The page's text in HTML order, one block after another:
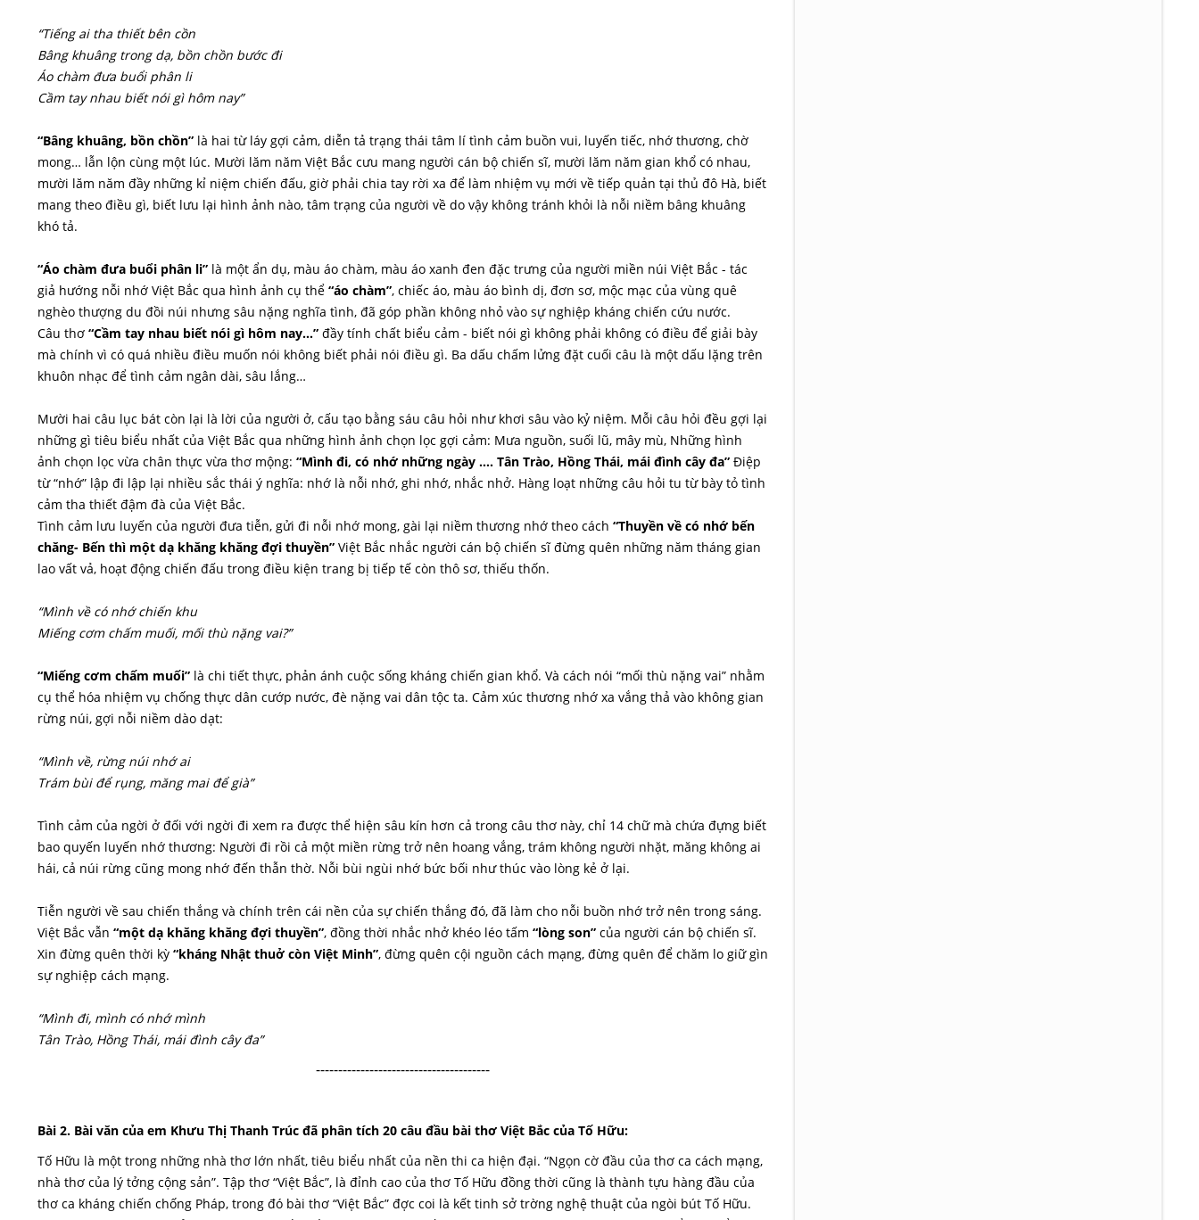
“Tiếng ai tha thiết bên cồn
Bâng khuâng trong dạ, bồn chồn bước đi
Áo chàm đưa buổi phân li
Cầm tay nhau biết nói gì hôm nay”
“Bâng khuâng, bồn chồn” là hai từ láy gợi cảm, diễn tả trạng thái tâm lí tình cảm buồn vui, luyến tiếc, nhớ thương, chờ
mong… lẫn lộn cùng một lúc. Mười lăm năm Việt Bắc cưu mang người cán bộ chiến sĩ, mười lăm năm gian khổ có nhau,
mười lăm năm đầy những kỉ niệm chiến đấu, giờ phải chia tay rời xa để làm nhiệm vụ mới về tiếp quản tại thủ đô Hà, biết
mang theo điều gì, biết lưu lại hình ảnh nào, tâm trạng của người về do vậy không tránh khỏi là nỗi niềm bâng khuâng
khó tả.
“Áo chàm đưa buổi phân li” là một ẩn dụ, màu áo chàm, màu áo xanh đen đặc trưng của người miền núi Việt Bắc - tác
giả hướng nỗi nhớ Việt Bắc qua hình ảnh cụ thể “áo chàm”, chiếc áo, màu áo bình dị, đơn sơ, mộc mạc của vùng quê
nghèo thượng du đồi núi nhưng sâu nặng nghĩa tình, đã góp phần không nhỏ vào sự nghiệp kháng chiến cứu nước.
Câu thơ “Cầm tay nhau biết nói gì hôm nay…” đầy tính chất biểu cảm - biết nói gì không phải không có điều để giải bày
mà chính vì có quá nhiều điều muốn nói không biết phải nói điều gì. Ba dấu chấm lửng đặt cuối câu là một dấu lặng trên
khuôn nhạc để tình cảm ngân dài, sâu lắng…
Mười hai câu lục bát còn lại là lời của người ở, cấu tạo bằng sáu câu hỏi như khơi sâu vào kỷ niệm. Mỗi câu hỏi đều gợi lại
những gì tiêu biểu nhất của Việt Bắc qua những hình ảnh chọn lọc gợi cảm: Mưa nguồn, suối lũ, mây mù, Những hình
ảnh chọn lọc vừa chân thực vừa thơ mộng: “Mình đi, có nhớ những ngày …. Tân Trào, Hồng Thái, mái đình cây đa” Điệp
từ “nhớ” lập đi lập lại nhiều sắc thái ý nghĩa: nhớ là nỗi nhớ, ghi nhớ, nhắc nhở. Hàng loạt những câu hỏi tu từ bày tỏ tình
cảm tha thiết đậm đà của Việt Bắc.
Tình cảm lưu luyến của người đưa tiễn, gửi đi nỗi nhớ mong, gài lại niềm thương nhớ theo cách “Thuyền về có nhớ bến
chăng- Bến thì một dạ khăng khăng đợi thuyền” Việt Bắc nhắc người cán bộ chiến sĩ đừng quên những năm tháng gian
lao vất vả, hoạt động chiến đấu trong điều kiện trang bị tiếp tế còn thô sơ, thiếu thốn.
“Mình về có nhớ chiến khu
Miếng cơm chấm muối, mối thù nặng vai?”
“Miếng cơm chấm muối” là chi tiết thực, phản ánh cuộc sống kháng chiến gian khổ. Và cách nói “mối thù nặng vai” nhằm
cụ thể hóa nhiệm vụ chống thực dân cướp nước, đè nặng vai dân tộc ta. Cảm xúc thương nhớ xa vắng thả vào không gian
rừng núi, gợi nỗi niềm dào dạt:
“Mình về, rừng núi nhớ ai
Trám bùi để rụng, măng mai để già”
Tình cảm của ngời ở đối với ngời đi xem ra được thể hiện sâu kín hơn cả trong câu thơ này, chỉ 14 chữ mà chứa đựng biết
bao quyến luyến nhớ thương: Người đi rồi cả một miền rừng trở nên hoang vắng, trám không người nhặt, măng không ai
hái, cả núi rừng cũng mong nhớ đến thẫn thờ. Nỗi bùi ngùi nhớ bức bối như thúc vào lòng kẻ ở lại.
Tiễn người về sau chiến thắng và chính trên cái nền của sự chiến thắng đó, đã làm cho nỗi buồn nhớ trở nên trong sáng.
Việt Bắc vẫn “một dạ khăng khăng đợi thuyền”, đồng thời nhắc nhở khéo léo tấm “lòng son” của người cán bộ chiến sĩ.
Xin đừng quên thời kỳ “kháng Nhật thuở còn Việt Minh”, đừng quên cội nguồn cách mạng, đừng quên để chăm lo giữ gìn
sự nghiệp cách mạng.
“Mình đi, mình có nhớ mình
Tân Trào, Hồng Thái, mái đình cây đa”
---------------------------------------
Bài 2. Bài văn của em Khưu Thị Thanh Trúc đã phân tích 20 câu đầu bài thơ Việt Bắc của Tố Hữu:
Tố Hữu là một trong những nhà thơ lớn nhất, tiêu biểu nhất của nền thi ca hiện đại. “Ngọn cờ đầu của thơ ca cách mạng,
nhà thơ của lý tởng cộng sản”. Tập thơ “Việt Bắc”, là đỉnh cao của thơ Tố Hữu đồng thời cũng là thành tựu hàng đầu của
thơ ca kháng chiến chống Pháp, trong đó bài thơ “Việt Bắc” đợc coi là kết tinh sở trờng nghệ thuật của ngòi bút Tố Hữu.